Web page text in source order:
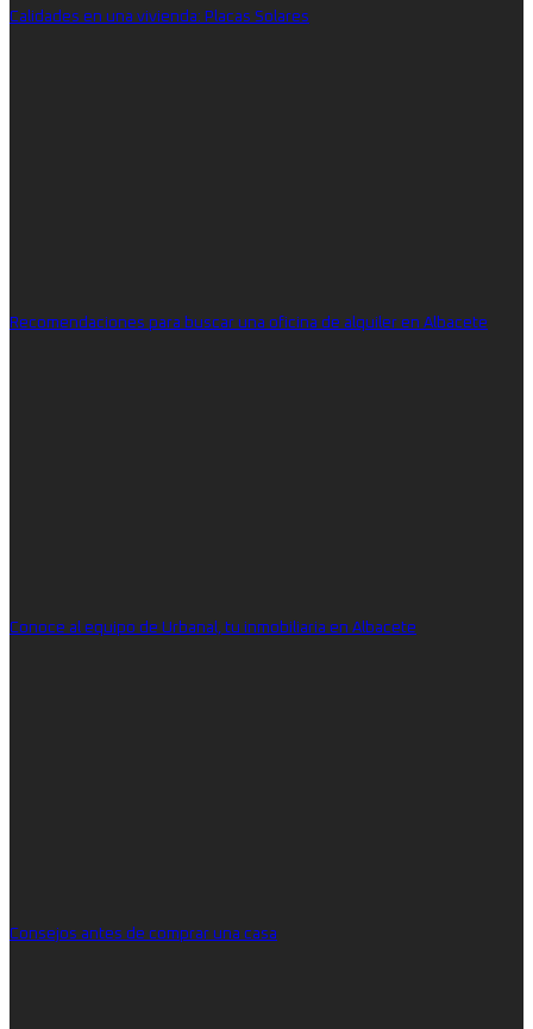
Calidades en una vivienda: Placas Solares
Recomendaciones para buscar una oficina de alquiler en Albacete
Conoce al equipo de Urbanal, tu inmobiliaria en Albacete
Consejos antes de comprar una casa